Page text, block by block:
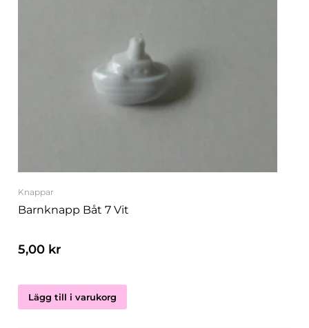
Knappar
Barnknapp Båt 7 Vit
5,00 kr
Lägg till i varukorg